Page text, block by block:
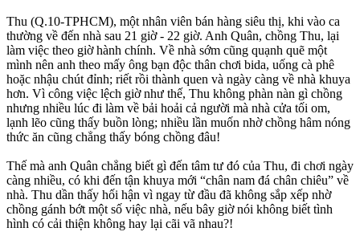
Thu (Q.10-TPHCM), một nhân viên bán hàng siêu thị, khi vào ca
thường về đến nhà sau 21 giờ - 22 giờ. Anh Quân, chồng Thu, lại
làm việc theo giờ hành chính. Về nhà sớm cũng quạnh quẽ một
mình nên anh theo mấy ông bạn độc thân chơi bida, uống cà phê
hoặc nhậu chút đỉnh; riết rồi thành quen và ngày càng về nhà khuya
hơn. Vì công việc lệch giờ như thế, Thu không phàn nàn gì chồng
nhưng nhiều lúc đi làm về bải hoải cả người mà nhà cửa tối om,
lạnh lẽo cũng thấy buồn lòng; nhiều lần muốn nhờ chồng hâm nóng
thức ăn cũng chẳng thấy bóng chồng đâu!
Thế mà anh Quân chẳng biết gì đến tâm tư đó của Thu, đi chơi ngày
càng nhiều, có khi đến tận khuya mới “chân nam đá chân chiêu” về
nhà. Thu dần thấy hối hận vì ngay từ đầu đã không sắp xếp nhờ
chồng gánh bớt một số việc nhà, nếu bây giờ nói không biết tình
hình có cải thiện không hay lại cãi vã nhau?!